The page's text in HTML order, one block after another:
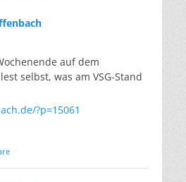
auf dem
selbst, was am VSG-Stand
?p=15061